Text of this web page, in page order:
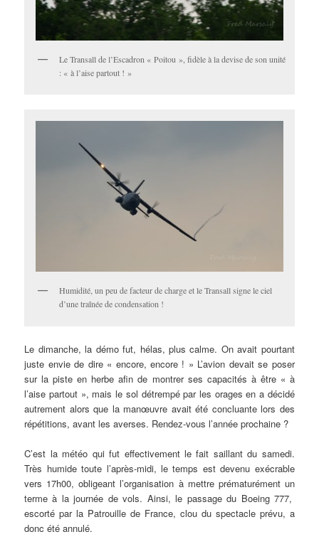
Le Transall de l’Escadron « Poitou », fidèle à la devise de son unité
: « à l’aise partout ! »
Humidité, un peu de facteur de charge et le Transall signe le ciel
d’une traînée de condensation !
Le dimanche, la démo fut, hélas, plus calme. On avait pourtant
juste envie de dire « encore, encore ! » L’avion devait se poser
sur la piste en herbe afin de montrer ses capacités à être « à
l’aise partout », mais le sol détrempé par les orages en a décidé
autrement alors que la manœuvre avait été concluante lors des
répétitions, avant les averses. Rendez-vous l’année prochaine ?
C’est la météo qui fut effectivement le fait saillant du samedi.
Très humide toute l’après-midi, le temps est devenu exécrable
vers 17h00, obligeant l’organisation à mettre prématurément un
terme à la journée de vols. Ainsi, le passage du Boeing 777,
escorté par la Patrouille de France, clou du spectacle prévu, a
donc été annulé.